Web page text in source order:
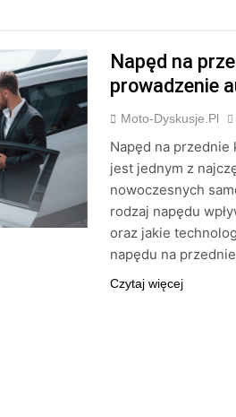
Napęd na
prowadzenie
Moto-Dyskusje.pl
Napęd na przednie
jest jednym z
nowoczesnych
rodzaj napędu
oraz jakie
napędu na
Czytaj więcej